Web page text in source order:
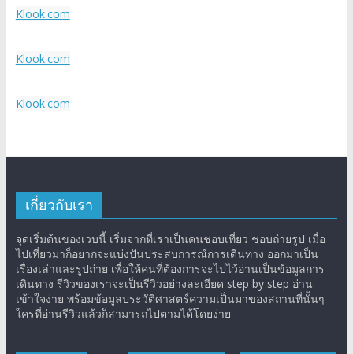
Klook.com
Klook.com
Klook.com
เกี่ยวกับเรา
จุดเริ่มต้นของเวบนี้ เริ่มจากที่เราเป็นคนชอบเที่ยว ชอบถ่ายรูป เมื่อ
ไปเที่ยวมาก็อยากจะแบ่งปันประสบการณ์การเดินทาง ออกมาเป็น
เรื่องเล่าและรูปถ่าย เพื่อให้คนที่ต้องการจะไปไว้อ่านเป็นข้อมูลการ
เดินทาง รีวิวของเราจะเป็นรีวิวอย่างละเอียด step by step อ่าน
เข้าใจง่าย พร้อมข้อมูลประวัติศาสตร์ความเป็นมาของสถานที่นั้นๆ
ใครที่อ่านรีวิวแล้วก็สามารถไปตามได้โดยง่าย